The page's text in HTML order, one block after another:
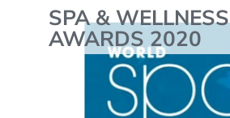
SPA & WELLNESS
AWARDS 2020